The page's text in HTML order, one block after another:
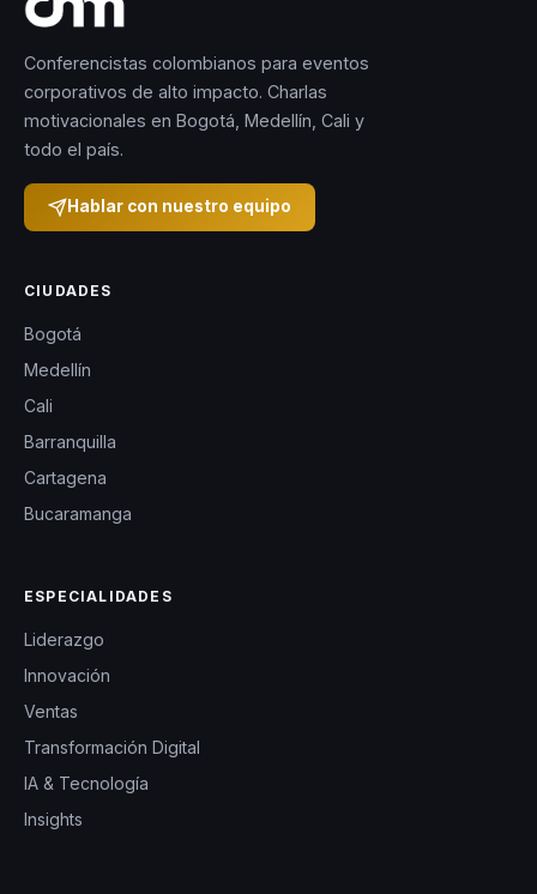
Conferencistas colombianos para eventos
corporativos de alto impacto. Charlas
motivacionales en Bogotá, Medellín, Cali y
todo el país.
Hablar con nuestro equipo
CIUDADES
Bogotá
Medellín
Cali
Barranquilla
Cartagena
Bucaramanga
ESPECIALIDADES
Liderazgo
Innovación
Ventas
Transformación Digital
IA & Tecnología
Insights